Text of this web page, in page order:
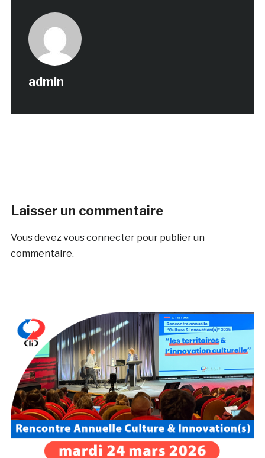
admin
Laisser un commentaire
Vous devezvous connecterpour publier un
commentaire.